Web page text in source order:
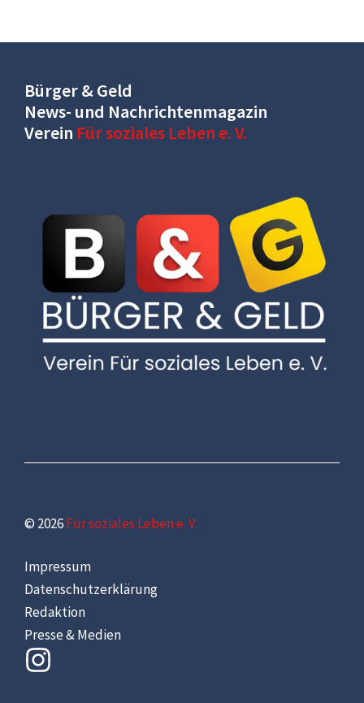
Bürger & Geld
News- und Nachrichtenmagazin
Verein Für soziales Leben e. V.
© 2026Für soziales Leben e. V.
Impressum
Datenschutzerklärung
Redaktion
Presse & Medien